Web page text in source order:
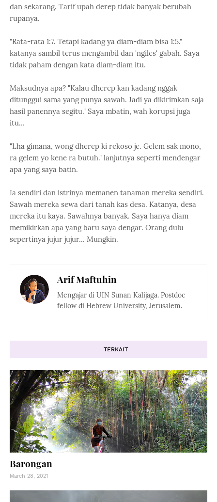
dan sekarang. Tarif upah derep tidak banyak berubah
rupanya.
"Rata-rata 1:7. Tetapi kadang ya diam-diam bisa 1:5."
katanya sambil terus mengambil dan 'ngiles' gabah. Saya
tidak paham dengan kata diam-diam itu.
Maksudnya apa? "Kalau dherep kan kadang nggak
ditunggui sama yang punya sawah. Jadi ya dikirimkan saja
hasil panennya segitu." Saya mbatin, wah korupsi juga
itu...
"Lha gimana, wong dherep ki rekoso je. Gelem sak mono,
ra gelem yo kene ra butuh." lanjutnya seperti mendengar
apa yang saya batin.
Ia sendiri dan istrinya memanen tanaman mereka sendiri.
Sawah mereka sewa dari tanah kas desa. Katanya, desa
mereka itu kaya. Sawahnya banyak. Saya hanya diam
memikirkan apa yang baru saya dengar. Orang dulu
sepertinya jujur jujur... Mungkin.
Arif Maftuhin
Mengajar di UIN Sunan Kalijaga. Postdoc
fellow di Hebrew University, Jerusalem.
TERKAIT
Barongan
March 28, 2021